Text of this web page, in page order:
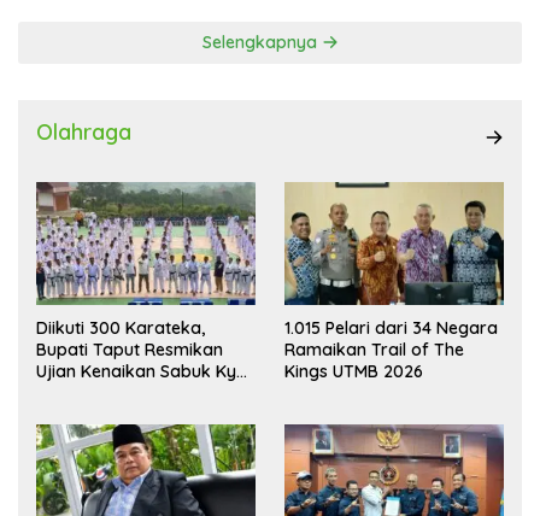
Selengkapnya
Olahraga
Diikuti 300 Karateka,
Bupati Taput Resmikan
Ujian Kenaikan Sabuk Kyu
1.015 Pelari dari 34 Negara
Ramaikan Trail of The
Kings UTMB 2026